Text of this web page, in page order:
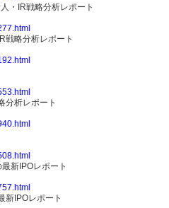
・IR戦略分析レポート
戦略分析レポート
分析レポート
新IPOレポート
新IPOレポート